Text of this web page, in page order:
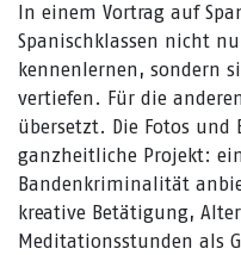
In einem Vortrag auf
Spanischklassen nicht
kennenlernen, sondern
vertiefen. Für die
übersetzt. Die Fotos und
ganzheitliche Projekt:
Bandenkriminalität
kreative Betätigung,
Meditationsstunden als